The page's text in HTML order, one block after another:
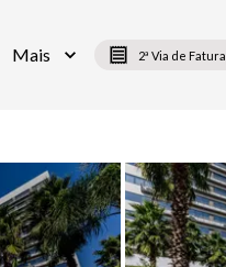
Mais 2ª Via de Fatura